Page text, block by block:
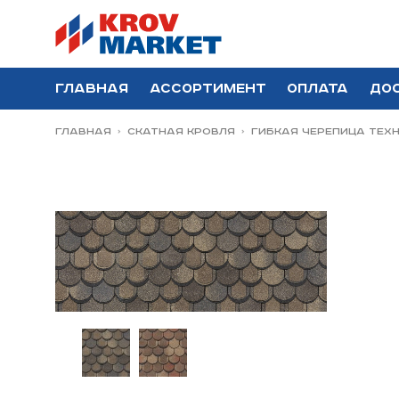
Главная Ассортимент Оплата
Главная Скатная Кровля Гибкая черепица